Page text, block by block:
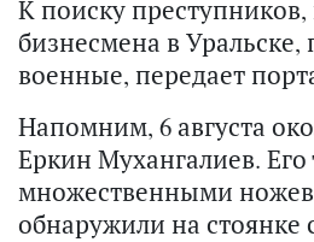
К поиску
бизнесмена в
военные, передает
Напомним, 6 августа
Еркин Мухангалиев. Его
множественными
обнаружили на стоянке